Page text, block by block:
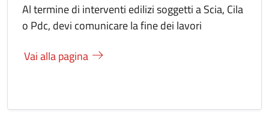
Al termine di interventi edilizi soggetti a Scia, Cila
o Pdc, devi comunicare la fine dei lavori
Vai alla pagina